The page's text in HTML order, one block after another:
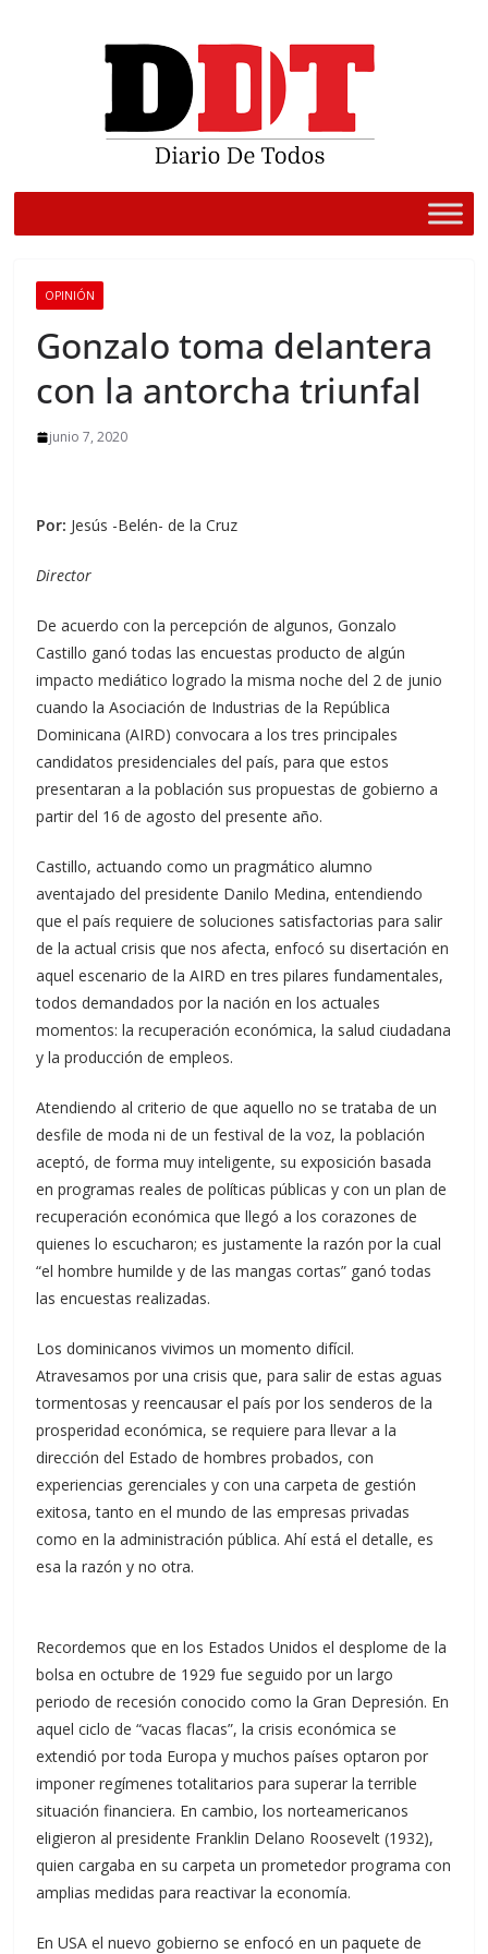
OPINIÓN
Gonzalo toma delantera
con la antorcha triunfal
junio 7, 2020
Por: Jesús -Belén- de la Cruz
Director
De acuerdo con la percepción de algunos, Gonzalo
Castillo ganó todas las encuestas producto de algún
impacto mediático logrado la misma noche del 2 de junio
cuando la Asociación de Industrias de la República
Dominicana (AIRD) convocara a los tres principales
candidatos presidenciales del país, para que estos
presentaran a la población sus propuestas de gobierno a
partir del 16 de agosto del presente año.
Castillo, actuando como un pragmático alumno
aventajado del presidente Danilo Medina, entendiendo
que el país requiere de soluciones satisfactorias para salir
de la actual crisis que nos afecta, enfocó su disertación en
aquel escenario de la AIRD en tres pilares fundamentales,
todos demandados por la nación en los actuales
momentos: la recuperación económica, la salud ciudadana
y la producción de empleos.
Atendiendo al criterio de que aquello no se trataba de un
desfile de moda ni de un festival de la voz, la población
aceptó, de forma muy inteligente, su exposición basada
en programas reales de políticas públicas y con un plan de
recuperación económica que llegó a los corazones de
quienes lo escucharon; es justamente la razón por la cual
“el hombre humilde y de las mangas cortas” ganó todas
las encuestas realizadas.
Los dominicanos vivimos un momento difícil.
Atravesamos por una crisis que, para salir de estas aguas
tormentosas y reencausar el país por los senderos de la
prosperidad económica, se requiere para llevar a la
dirección del Estado de hombres probados, con
experiencias gerenciales y con una carpeta de gestión
exitosa, tanto en el mundo de las empresas privadas
como en la administración pública. Ahí está el detalle, es
esa la razón y no otra.
Recordemos que en los Estados Unidos el desplome de la
bolsa en octubre de 1929 fue seguido por un largo
periodo de recesión conocido como la Gran Depresión. En
aquel ciclo de “vacas flacas”, la crisis económica se
extendió por toda Europa y muchos países optaron por
imponer regímenes totalitarios para superar la terrible
situación financiera. En cambio, los norteamericanos
eligieron al presidente Franklin Delano Roosevelt (1932),
quien cargaba en su carpeta un prometedor programa con
amplias medidas para reactivar la economía.
En USA el nuevo gobierno se enfocó en un paquete de